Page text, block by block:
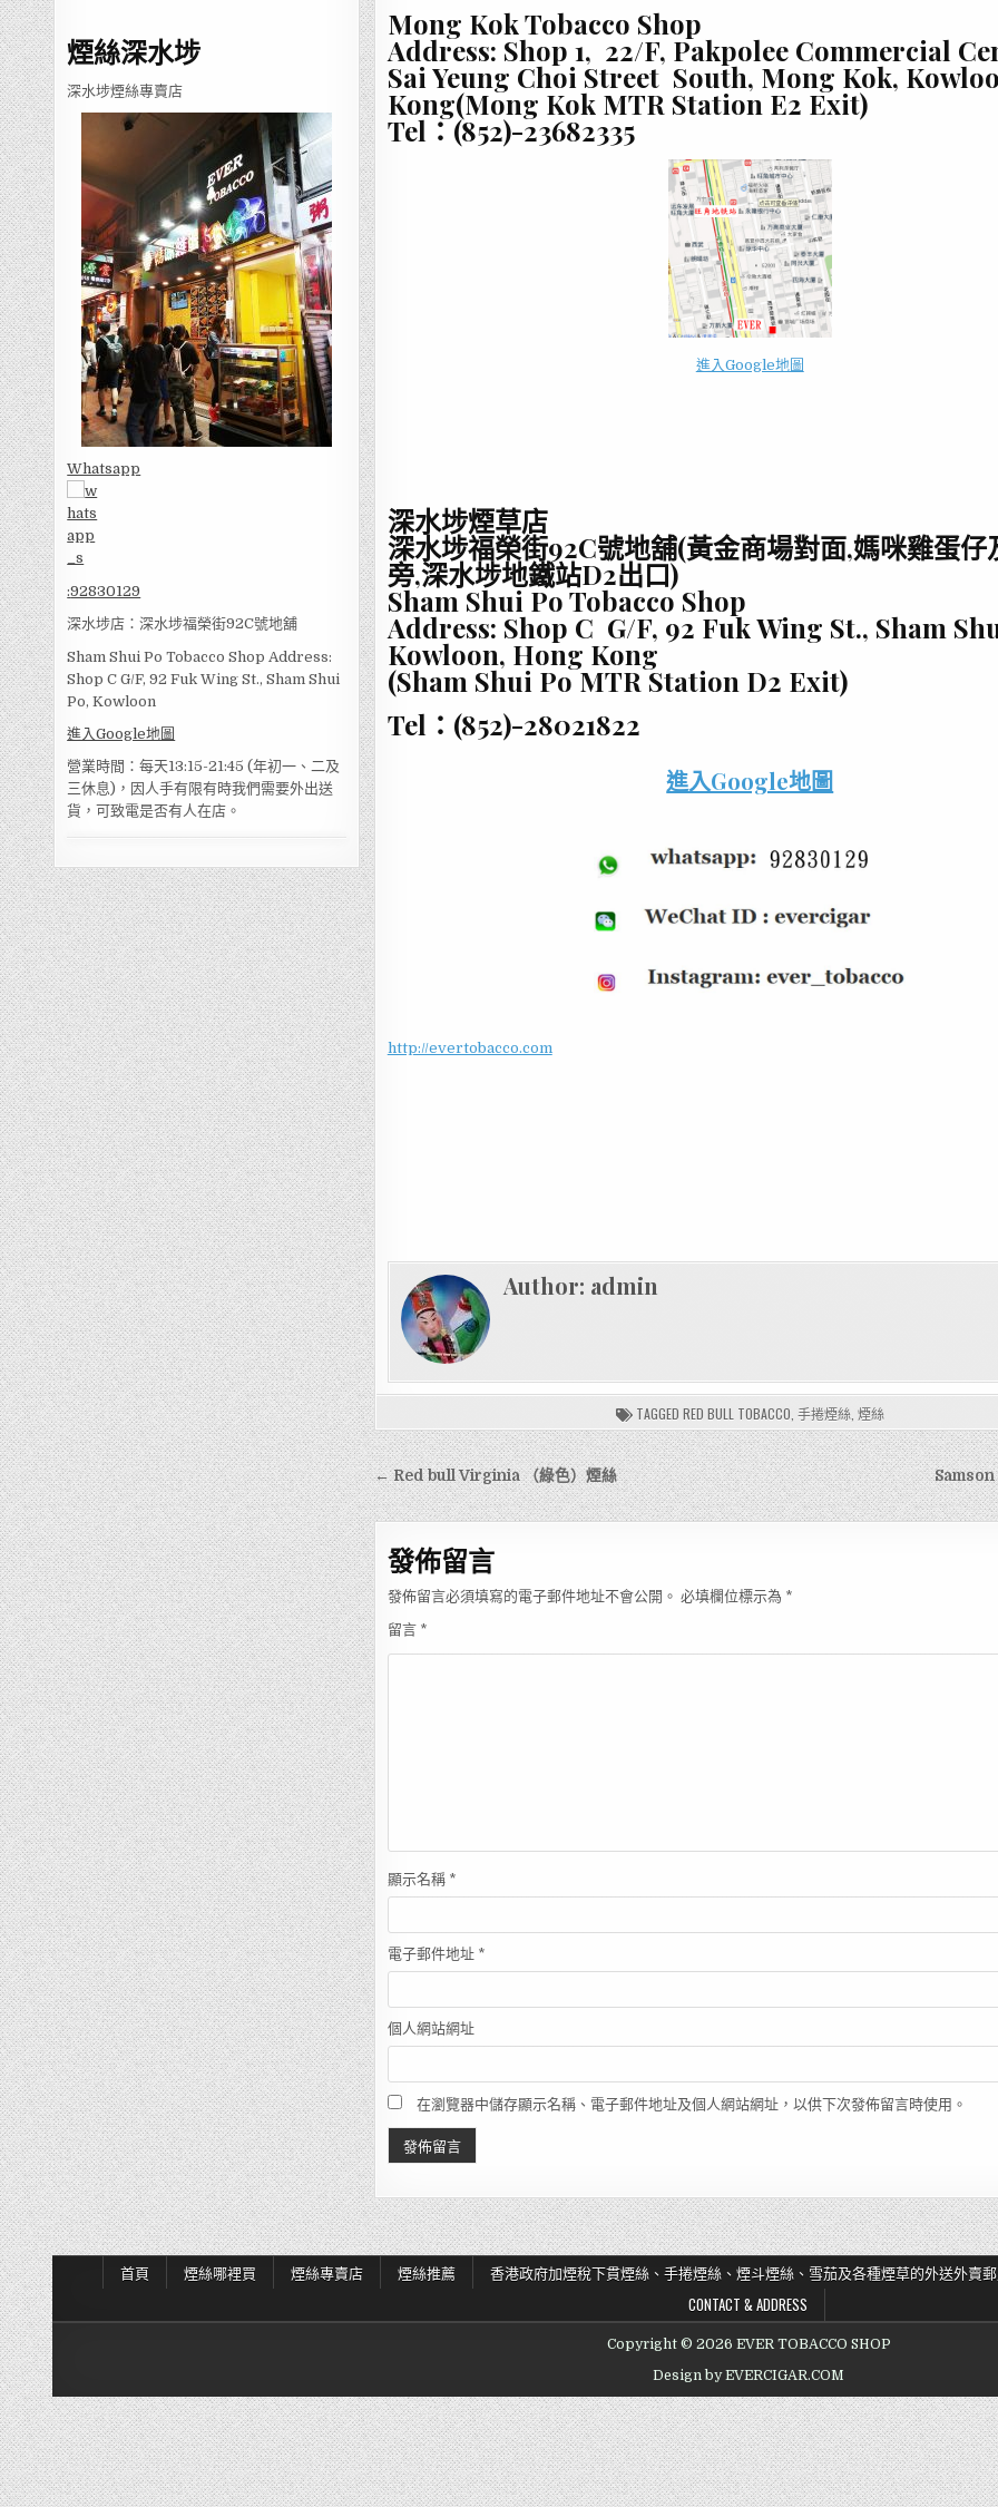
煙絲深水埗
深水埗煙絲專賣店
Whatsapp
:92830129
深水埗店：深水埗福榮街92C號地舖
Sham Shui Po Tobacco Shop Address:
Shop C G/F, 92 Fuk Wing St., Sham Shui
Po, Kowloon
進入Google地圖
營業時間：每天13:15-21:45 (年初一、二及
三休息)，因人手有限有時我們需要外出送
貨，可致電是否有人在店。
Mong Kok Tobacco Shop
Address: Shop 1, 22/F, Pakpolee Commercial
Sai Yeung Choi Street South, Mong Kok,
Kong(Mong Kok MTR Station E2 Exit)
Tel：(852)-23682335
進入Google地圖
深水埗煙草店
深水埗福榮街92C號地舖(黃金商場對面,媽咪雞蛋仔
旁,深水埗地鐵站D2出口)
Sham Shui Po Tobacco Shop
Address: Shop C G/F, 92 Fuk Wing St., Sham
Kowloon, Hong Kong
(Sham Shui Po MTR Station D2 Exit)
Tel：(852)-28021822
進入Google地圖
http://evertobacco.com
Author: admin
TAGGED RED BULL TOBACCO 手捲煙絲, 煙絲
文
章
導
覽
Samson
← Red bull Virginia （綠色）煙絲
發佈留言
發佈留言必須填寫的電子郵件地址不會公開。 必填欄位標示為 *
留言 *
顯示名稱 *
電子郵件地址 *
個人網站網址
在瀏覽器中儲存顯示名稱、電子郵件地址及個人網站網址，以供下次發佈留言時使用。
首頁 煙絲哪裡買 煙絲專賣店 煙絲推薦
香港政府加煙稅下貫煙絲、手捲煙絲、煙斗煙絲、雪茄及各種煙草的外送外賣
CONTACT & ADDRESS
Copyright © 2026 EVER TOBACCO SHOP
Design by EVERCIGAR.COM